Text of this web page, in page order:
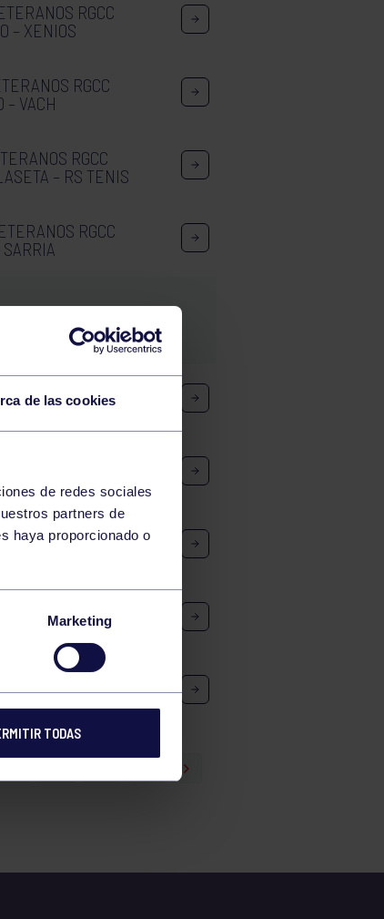
de las cookies
de redes sociales
partners de
haya proporcionado o
Marketing
TODAS
RGCC
– XENIOS
RGCC
– VACH
RGCC
– RS TENIS
RGCC
RGCC
– RS TENIS
– VACH
RGCC
RC JOLASETA
RGCC
– VACH
– SPV